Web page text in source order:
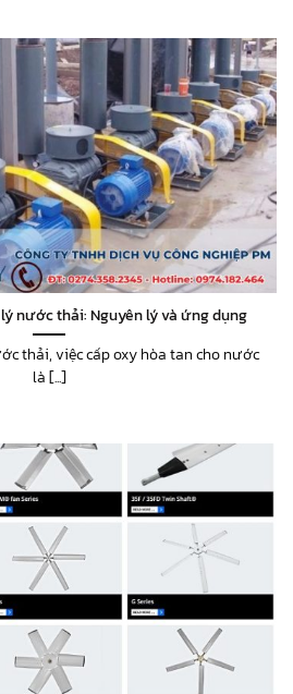
nước thải: Nguyên lý và ứng dụng
thải, việc cấp oxy hòa tan cho nước
là [...]